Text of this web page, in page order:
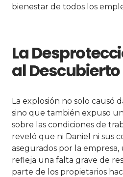
bienestar de todos los
La
al Descubierto
La explosión no solo causó
sino que también expuso
sobre las condiciones de
reveló que ni Daniel ni sus
asegurados por la
refleja una falta grave de
parte de los propietarios